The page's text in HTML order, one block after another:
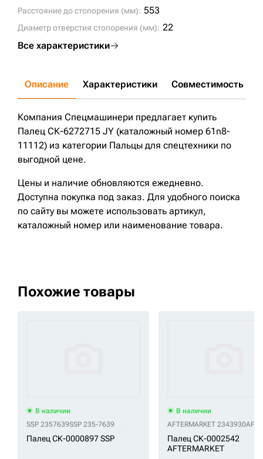
Расстояние до стопорения (мм): 553
Диаметр отверстия стопорения (мм): 22
Все характеристики
Описание Характеристики Совместимость
Компания Спецмашинери предлагает купить
Палец СК-6272715 JY (каталожный номер 61n8-
11112) из категории Пальцы для спецтехники по
выгодной цене.
Цены и наличие обновляются ежедневно.
Доступна покупка под заказ. Для удобного поиска
по сайту вы можете использовать артикул,
каталожный номер или наименование товара.
Похожие товары
В наличии
SSP 2357639SSP 235-7639
Палец СК-0000897 SSP
В наличии
AFTERMARKET 2343930
Палец СК-0002542
AFTERMARKET